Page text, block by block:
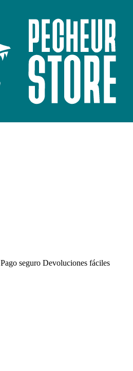
Pago seguro Devoluciones fáciles